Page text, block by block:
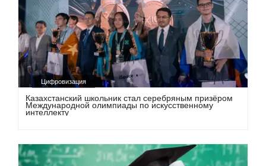
Цифровизация
Казахстанский школьник стал серебряным призёром
Международной олимпиады по искусственному
интеллекту